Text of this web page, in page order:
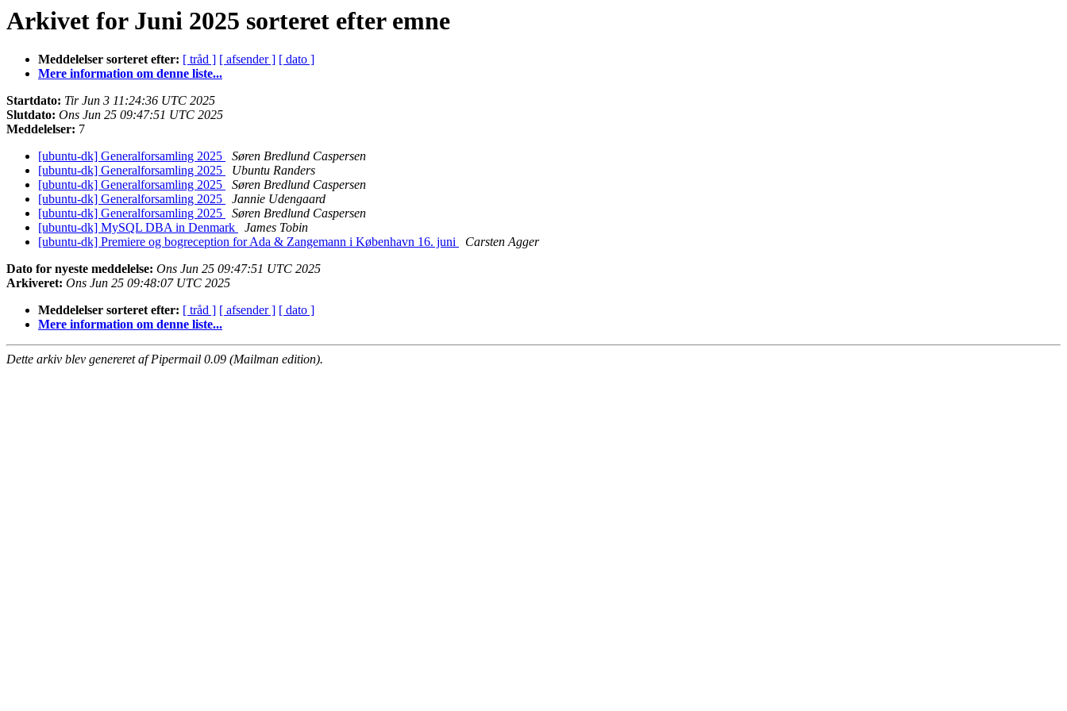
Arkivet for Juni 2025 sorteret efter emne
Meddelelser sorteret efter: [ tråd ] [ afsender ] [ dato ]
Mere information om denne liste...
Startdato: Tir Jun 3 11:24:36 UTC 2025
Slutdato: Ons Jun 25 09:47:51 UTC 2025
Meddelelser: 7
[ubuntu-dk] Generalforsamling 2025
Søren Bredlund Caspersen
[ubuntu-dk] Generalforsamling 2025
Ubuntu Randers
[ubuntu-dk] Generalforsamling 2025
Søren Bredlund Caspersen
[ubuntu-dk] Generalforsamling 2025
Jannie Udengaard
[ubuntu-dk] Generalforsamling 2025
Søren Bredlund Caspersen
[ubuntu-dk] MySQL DBA in Denmark
James Tobin
[ubuntu-dk] Premiere og bogreception for Ada & Zangemann i København 16. juni
Carsten Agger
Dato for nyeste meddelelse: Ons Jun 25 09:47:51 UTC 2025
Arkiveret: Ons Jun 25 09:48:07 UTC 2025
Meddelelser sorteret efter: [ tråd ] [ afsender ] [ dato ]
Mere information om denne liste...
Dette arkiv blev genereret af Pipermail 0.09 (Mailman edition).